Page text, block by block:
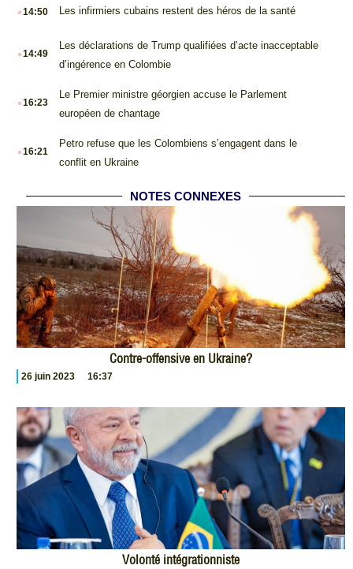
.14:50 Les infirmiers cubains restent des héros de la santé
.14:49
Les déclarations de Trump qualifiées d’acte inacceptable
d’ingérence en Colombie
.16:23
Le Premier ministre géorgien accuse le Parlement
européen de chantage
.16:21
Petro refuse que les Colombiens s’engagent dans le
conflit en Ukraine
NOTES CONNEXES
Contre-offensive en Ukraine?
26 juin 2023 16:37
Volonté intégrationniste